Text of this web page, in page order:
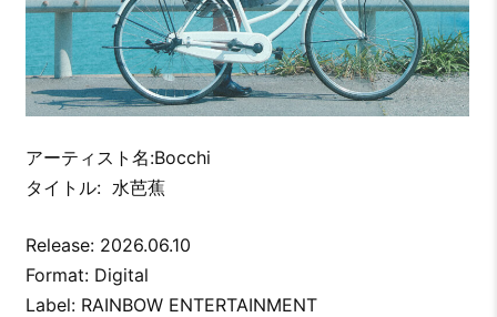
アーティスト名:Bocchi
タイトル: 水芭蕉
Release: 2026.06.10
Format: Digital
Label: RAINBOW ENTERTAINMENT